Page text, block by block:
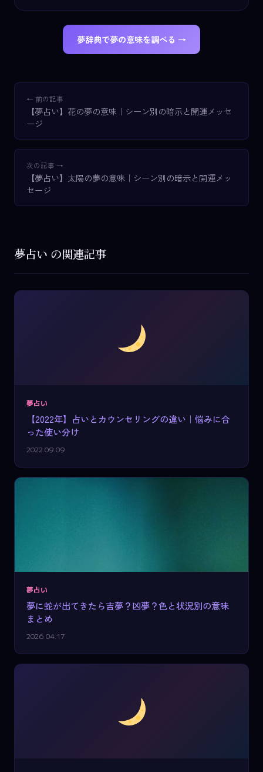
夢辞典で夢の意味を調べる →
← 前の記事
【夢占い】花の夢の意味｜シーン別の暗示と開運メッセ
ージ
次の記事 →
【夢占い】太陽の夢の意味｜シーン別の暗示と開運メッ
セージ
夢占い の関連記事
夢占い
【2022年】占いとカウンセリングの違い｜悩みに合
った使い分け
2022.09.09
夢占い
夢に蛇が出てきたら吉夢？凶夢？色と状況別の意味
まとめ
2026.04.17